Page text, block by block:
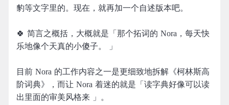
豹等文字里的。现在，就再加一个自述版本吧。
🍀 简言之概括，大概就是「那个拓词的 Nora，每天快
乐地像个天真的小傻子。 」
目前 Nora 的工作内容之一是更细致地拆解《柯林斯高
阶词典》，而让 Nora 着迷的就是「读字典好像可以读
出里面的审美风格来 」。